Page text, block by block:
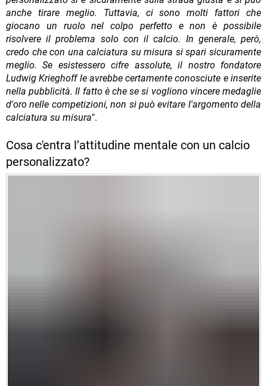
anche tirare meglio. Tuttavia, ci sono molti fattori che
giocano un ruolo nel colpo perfetto e non è possibile
risolvere il problema solo con il calcio. In generale, però,
credo che con una calciatura su misura si spari sicuramente
meglio. Se esistessero cifre assolute, il nostro fondatore
Ludwig Krieghoff le avrebbe certamente conosciute e inserite
nella pubblicità. Il fatto è che se si vogliono vincere medaglie
d'oro nelle competizioni, non si può evitare l'argomento della
calciatura su misura".
Cosa c'entra l’attitudine mentale con un calcio
personalizzato?